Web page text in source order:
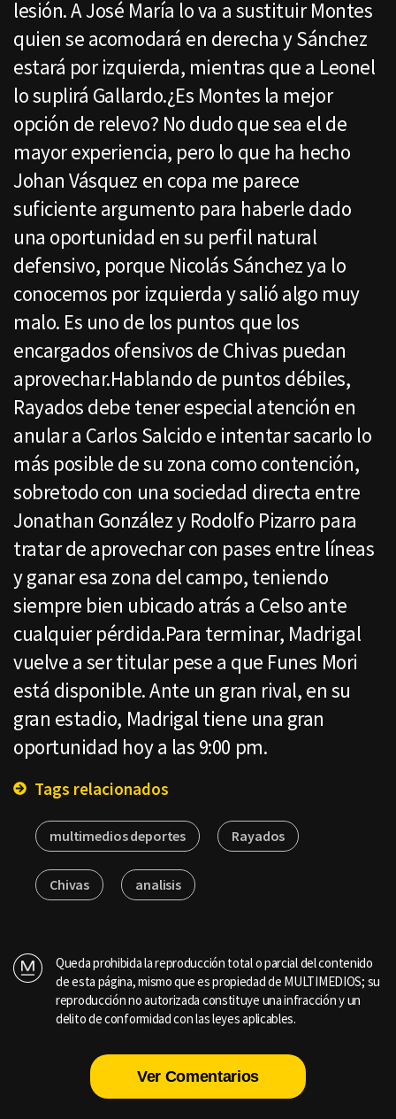
lesión. A José María lo va a sustituir Montes
quien se acomodará en derecha y Sánchez
estará por izquierda, mientras que a Leonel
lo suplirá Gallardo.¿Es Montes la mejor
opción de relevo? No dudo que sea el de
mayor experiencia, pero lo que ha hecho
Johan Vásquez en copa me parece
suficiente argumento para haberle dado
una oportunidad en su perfil natural
defensivo, porque Nicolás Sánchez ya lo
conocemos por izquierda y salió algo muy
malo. Es uno de los puntos que los
encargados ofensivos de Chivas puedan
aprovechar.Hablando de puntos débiles,
Rayados debe tener especial atención en
anular a Carlos Salcido e intentar sacarlo lo
más posible de su zona como contención,
sobretodo con una sociedad directa entre
Jonathan González y Rodolfo Pizarro para
tratar de aprovechar con pases entre líneas
y ganar esa zona del campo, teniendo
siempre bien ubicado atrás a Celso ante
cualquier pérdida.Para terminar, Madrigal
vuelve a ser titular pese a que Funes Mori
está disponible. Ante un gran rival, en su
gran estadio, Madrigal tiene una gran
oportunidad hoy a las 9:00 pm.
Tags relacionados
multimedios deportes Rayados
Chivas analisis
Queda prohibida la reproducción total o parcial del contenido
de esta página, mismo que es propiedad de MULTIMEDIOS; su
reproducción no autorizada constituye una infracción y un
delito de conformidad con las leyes aplicables.
Ver Comentarios